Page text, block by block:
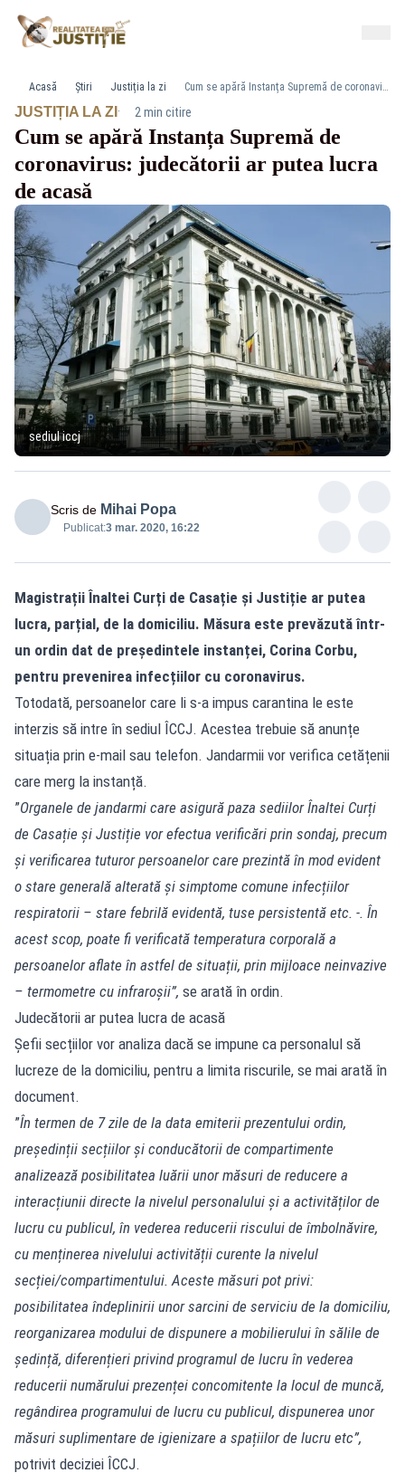
Acasă Știri Justiția la zi Cum se apără Instanța Supremă de coronavirus: judecătorii ar putea lucra de acasă
JUSTIȚIA LA ZI · 2 min citire
Cum se apără Instanța Supremă de
coronavirus: judecătorii ar putea lucra
de acasă
sediul iccj
Scris de Mihai Popa
Publicat:3 mar. 2020, 16:22
Magistrații Înaltei Curți de Casație și Justiție ar putea
lucra, parțial, de la domiciliu. Măsura este prevăzută într-
un ordin dat de președintele instanței, Corina Corbu,
pentru prevenirea infecțiilor cu coronavirus.
Totodată, persoanelor care li s-a impus carantina le este
interzis să intre în sediul ÎCCJ. Acestea trebuie să anunțe
situația prin e-mail sau telefon. Jandarmii vor verifica cetățenii
care merg la instanță.
”Organele de jandarmi care asigură paza sediilor Înaltei Curți
de Casație și Justiție vor efectua verificări prin sondaj, precum
și verificarea tuturor persoanelor care prezintă în mod evident
o stare generală alterată și simptome comune infecțiilor
respiratorii – stare febrilă evidentă, tuse persistentă etc. -. În
acest scop, poate fi verificată temperatura corporală a
persoanelor aflate în astfel de situații, prin mijloace neinvazive
– termometre cu infraroșii”, se arată în ordin.
Judecătorii ar putea lucra de acasă
Șefii secțiilor vor analiza dacă se impune ca personalul să
lucreze de la domiciliu, pentru a limita riscurile, se mai arată în
document.
”În termen de 7 zile de la data emiterii prezentului ordin,
președinții secțiilor și conducătorii de compartimente
analizează posibilitatea luării unor măsuri de reducere a
interacțiunii directe la nivelul personalului și a activităților de
lucru cu publicul, în vederea reducerii riscului de îmbolnăvire,
cu menținerea nivelului activității curente la nivelul
secției/compartimentului. Aceste măsuri pot privi:
posibilitatea îndeplinirii unor sarcini de serviciu de la domiciliu,
reorganizarea modului de dispunere a mobilierului în sălile de
ședință, diferențieri privind programul de lucru în vederea
reducerii numărului prezenței concomitente la locul de muncă,
regândirea programului de lucru cu publicul, dispunerea unor
măsuri suplimentare de igienizare a spațiilor de lucru etc”,
potrivit deciziei ÎCCJ.